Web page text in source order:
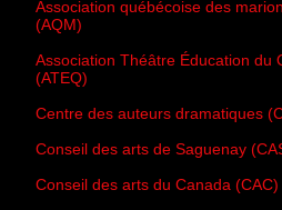
Association québécoise des
(AQM)
Association Théâtre Éducation du
(ATEQ)
Centre des auteurs dramatiques
Conseil des arts de Saguenay
Conseil des arts du Canada (CAC)